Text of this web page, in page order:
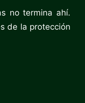
no termina ahí.
de la protección